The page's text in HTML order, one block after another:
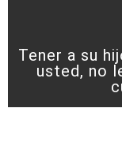
Tener a su
usted, no